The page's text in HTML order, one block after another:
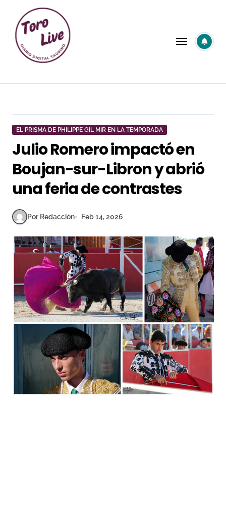
contenido
EL PRISMA DE PHILIPPE GIL MIR EN LA TEMPORADA
Julio Romero impactó en
Boujan-sur-Libron y abrió
una feria de contrastes
Por Redacción Feb 14, 2026